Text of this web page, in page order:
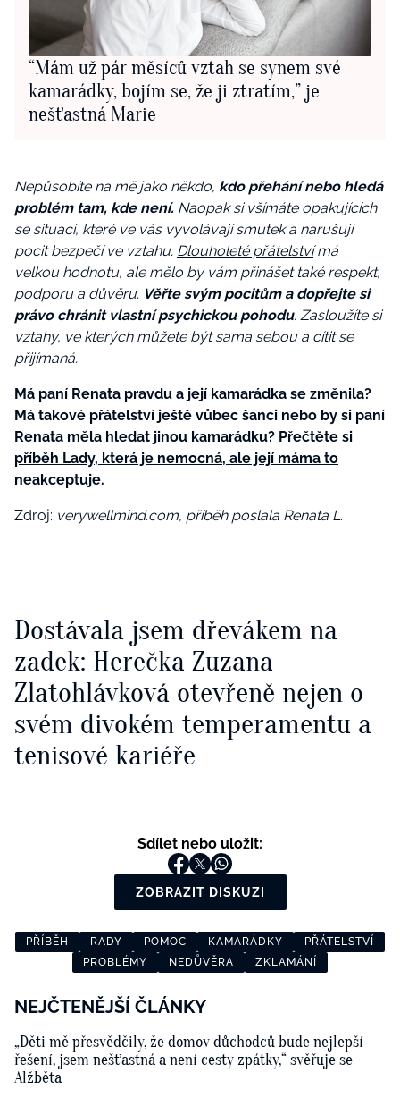
“Mám už pár měsíců vztah se synem své
kamarádky, bojím se, že ji ztratím,” je
nešťastná Marie
Nepůsobíte na mě jako někdo, kdo přehání nebo hledá
problém tam, kde není. Naopak si všímáte opakujících
se situací, které ve vás vyvolávají smutek a narušují
pocit bezpečí ve vztahu. Dlouholeté přátelstvímá
velkou hodnotu, ale mělo by vám přinášet také respekt,
podporu a důvěru. Věřte svým pocitům a dopřejte si
právo chránit vlastní psychickou pohodu. Zasloužíte si
vztahy, ve kterých můžete být sama sebou a cítit se
přijímaná.
Má paní Renata pravdu a její kamarádka se změnila?
Má takové přátelství ještě vůbec šanci nebo by si paní
Renata měla hledat jinou kamarádku? Přečtěte si
příběh Lady, která je nemocná, ale její máma to
neakceptuje.
Zdroj: verywellmind.com, příběh poslala Renata L.
Dostávala jsem dřevákem na
zadek: Herečka Zuzana
Zlatohlávková otevřeně nejen o
svém divokém temperamentu a
tenisové kariéře
Sdílet nebo uložit:
ZOBRAZIT DISKUZI
PŘÍBĚH RADY POMOC KAMARÁDKY
PŘÁTELSTVÍ
PROBLÉMY
NEDŮVĚRA ZKLAMÁNÍ
NEJČTENĚJŠÍ ČLÁNKY
„Děti mě přesvědčily, že domov důchodců bude nejlepší
řešení, jsem nešťastná a není cesty zpátky,“ svěřuje se
Alžběta